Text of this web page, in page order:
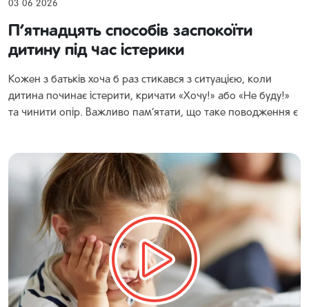
03 06 2026
П’ятнадцять способів заспокоїти
дитину під час істерики
Кожен з батьків хоча б раз стикався з ситуацією, коли
дитина починає істерити, кричати «Хочу!» або «Не буду!»
та чинити опір. Важливо пам’ятати, що таке поводження є
ефективні стратегії, які допоможуть вгамувати дитину. Ось
кілька підходів, які рекомендовані сучасними психологами:
Прослухати […]